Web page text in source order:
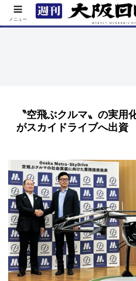
TOP 特集 ニュース 連載
〝空飛ぶクルマ〟の実
がスカイドライブへ出資
メニュー